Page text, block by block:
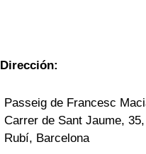
Dirección:
Passeig de Francesc
Carrer de Sant Jaume,
Rubí, Barcelona